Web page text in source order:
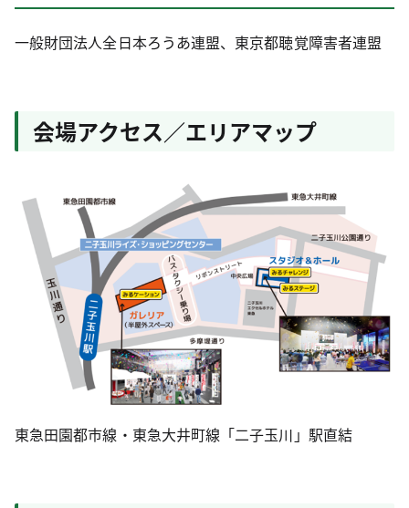
一般財団法人全日本ろうあ連盟、東京都聴覚障害者連盟
会場アクセス／エリアマップ
東急田園都市線・東急大井町線「二子玉川」駅直結